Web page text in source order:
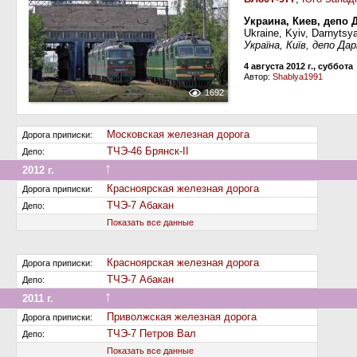
1692
Украина, Киев, депо
Ukraine, Kyiv,
Україна, Київ, депо
4 августа 2012 г., суббота
Автор: Shablya1991
Дорога приписки: Московская железная дорога
Депо:
ТЧЭ-46 Брянск-II
2012 г. ↑
Дорога приписки: Красноярская железная дорога
Депо: ТЧЭ-7 Абакан
Показать все данные
Дорога приписки: Красноярская железная дорога
Депо:
ТЧЭ-7 Абакан
2011 г. ↑
Дорога приписки: Приволжская железная дорога
Депо: ТЧЭ-7 Петров Вал
Показать все данные